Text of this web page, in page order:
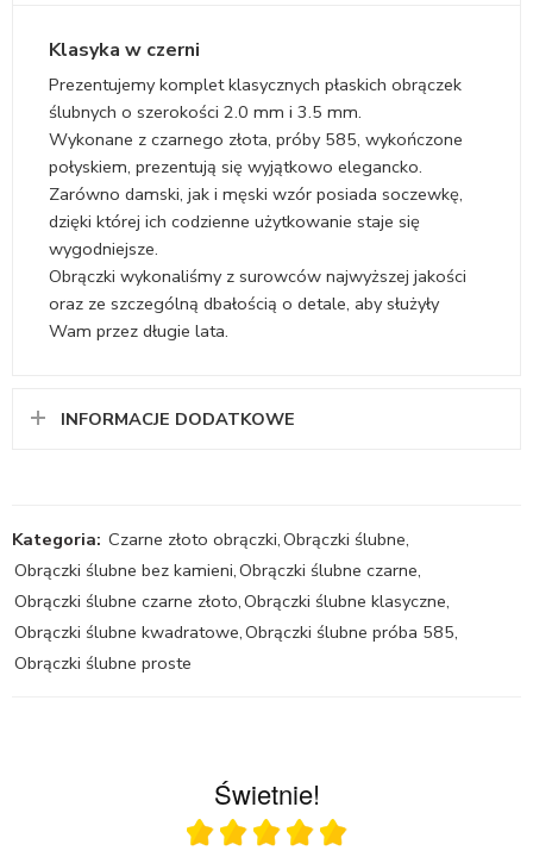
Klasyka w czerni
Prezentujemy komplet klasycznych płaskich obrączek
ślubnych o szerokości 2.0 mm i 3.5 mm.
Wykonane z czarnego złota, próby 585, wykończone
połyskiem, prezentują się wyjątkowo elegancko.
Zarówno damski, jak i męski wzór posiada soczewkę,
dzięki której ich codzienne użytkowanie staje się
wygodniejsze.
Obrączki wykonaliśmy z surowców najwyższej jakości
oraz ze szczególną dbałością o detale, aby służyły
Wam przez długie lata.
INFORMACJE DODATKOWE
Kategoria: Czarne złoto obrączki,Obrączki ślubne,
Obrączki ślubne bez kamieni,Obrączki ślubne czarne,
Obrączki ślubne czarne złoto,Obrączki ślubne klasyczne,
Obrączki ślubne kwadratowe,Obrączki ślubne próba 585,
Obrączki ślubne proste
Świetnie!
Ocena średnia 5 na 5